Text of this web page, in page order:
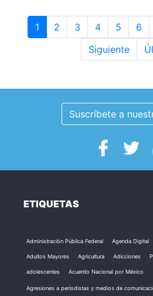
1 2 3 4 5 6
Siguiente
Suscríbete a
ETIQUETAS
Administración Pública Federal Agenda Digital
Adultos Mayores Agricultura Adicciones
adolescentes Acuerdo Nacional por México
Agresiones a periodistas y medios de